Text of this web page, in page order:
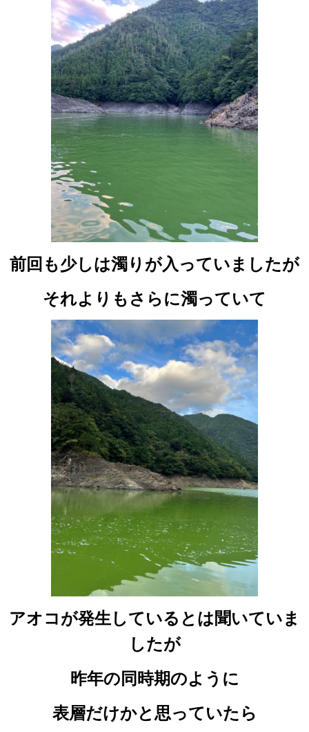
前回も少しは濁りが入っていましたが
それよりもさらに濁っていて
アオコが発生しているとは聞いていま
したが
昨年の同時期のように
表層だけかと思っていたら